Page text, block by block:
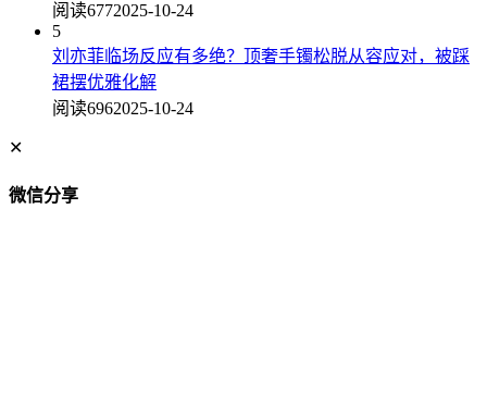
阅读6772025-10-24
5
刘亦菲临场反应有多绝？顶奢手镯松脱从容应对，被踩
裙摆优雅化解
阅读6962025-10-24
✕
微信分享